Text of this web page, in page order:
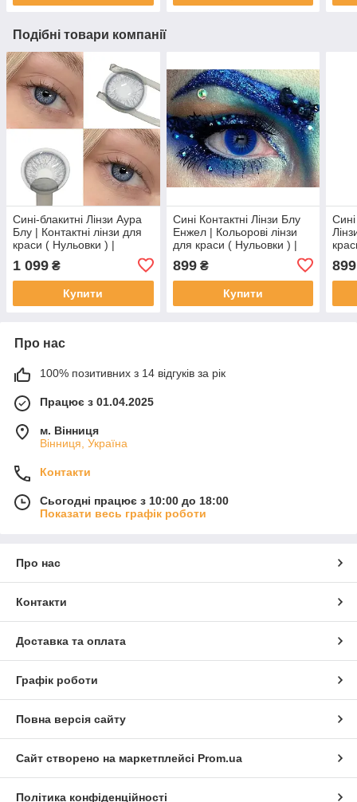
Подібні товари компанії
Сині-блакитні Лінзи Аура
Блу | Контактні лінзи для
краси ( Нульовки ) |
Натуральні-Природні | Для
світлих - чорних очей
1 099 ₴
Купити
Сині Контактні Лінзи Блу
Енжел | Кольорові лінзи
для краси ( Нульовки ) |
Натуральні-Природні | Для
світлих - чорних очей
899₴
Купити
899
Про нас
100% позитивних з 14 відгуків за рік
Працює з 01.04.2025
м. Вінниця
Вінниця, Україна
Контакти
Сьогодні працює з 10:00 до 18:00
Показати весь графік роботи
Про нас
Контакти
Доставка та оплата
Графік роботи
Повна версія сайту
Сайт створено на маркетплейсі Prom.ua
Політика конфіденційності